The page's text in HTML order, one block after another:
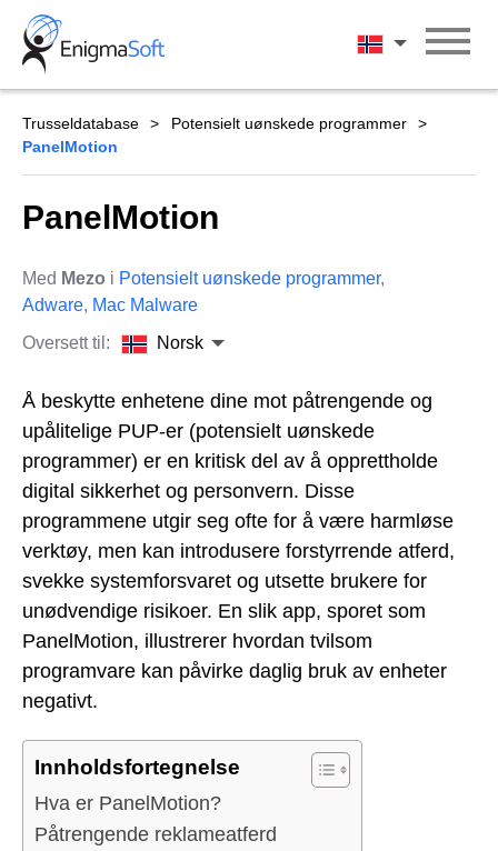
Skip
content
Norsk
Trusseldatabase
Potensielt uønskede programmer
PanelMotion
PanelMotion
Med Mezo i Potensielt uønskede programmer,
Adware, Mac Malware
Oversett til:
Norsk
Å beskytte enhetene dine mot påtrengende og
upålitelige PUP-er (potensielt uønskede
programmer) er en kritisk del av å opprettholde
digital sikkerhet og personvern. Disse
programmene utgir seg ofte for å være harmløse
verktøy, men kan introdusere forstyrrende atferd,
svekke systemforsvaret og utsette brukere for
unødvendige risikoer. En slik app, sporet som
PanelMotion, illustrerer hvordan tvilsom
programvare kan påvirke daglig bruk av enheter
negativt.
Innholdsfortegnelse
Hva er PanelMotion?
Påtrengende reklameatferd